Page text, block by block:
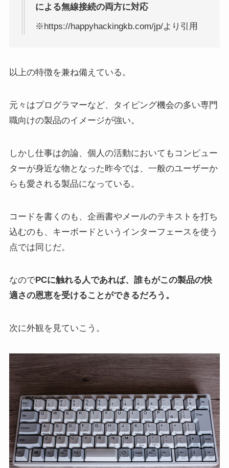
による無線接続の両方に対応
※https://happyhackingkb.com/jp/より引用
以上の特徴を兼ね備えている。
元々はプログラマーなど、タイピング機会の多い専門
職向けの製品のイメージが強い。
しかし仕事は勿論、個人の活動においてもコンピュー
ターが身近な物となった昨今では、一般のユーザーか
らも愛される製品になっている。
コードを書くのも、企画書やメールのテキストを打ち
込むのも、キーボードというインターフェースを使う
点では同じだ。
なのでPCに触れる人であれば、誰もがこの製品の快
適さの恩恵を受けることができるだろう。
次に外観を見ていこう。